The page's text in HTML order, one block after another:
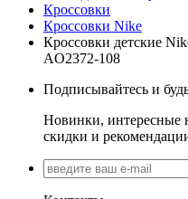
Кроссовки
Кроссовки Nike
Кроссовки детские
AO2372-108
Подписывайтесь и
Новинки, интересные
скидки и